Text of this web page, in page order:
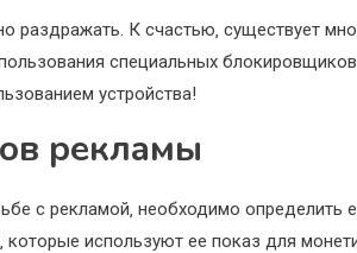
раздражать. К счастью‚ существует
специальных
устройства!
рекламы
с рекламой‚ необходимо определить
используют ее показ для